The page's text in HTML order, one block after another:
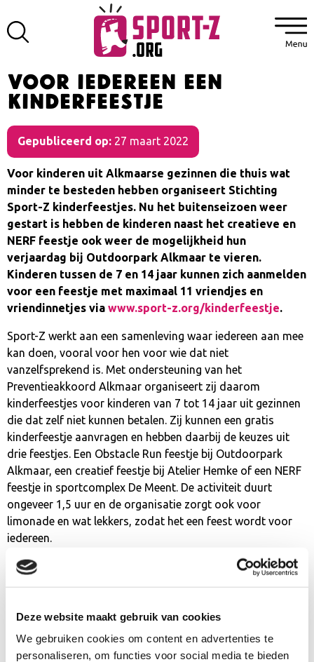
Deze website maakt gebruik van cookies
We gebruiken cookies om content en advertenties te
personaliseren, om functies voor social media te bieden
Voor iedereen een
kinderfeestje
Gepubliceerd op: 27 maart 2022
Voor kinderen uit Alkmaarse gezinnen die thuis wat
minder te besteden hebben organiseert Stichting
Sport-Z kinderfeestjes. Nu het buitenseizoen weer
gestart is hebben de kinderen naast het creatieve en
NERF feestje ook weer de mogelijkheid hun
verjaardag bij Outdoorpark Alkmaar te vieren.
Kinderen tussen de 7 en 14 jaar kunnen zich aanmelden
voor een feestje met maximaal 11 vriendjes en
vriendinnetjes via www.sport-z.org/kinderfeestje.
Sport-Z werkt aan een samenleving waar iedereen aan mee
kan doen, vooral voor hen voor wie dat niet
vanzelfsprekend is. Met ondersteuning van het
Preventieakkoord Alkmaar organiseert zij daarom
kinderfeestjes voor kinderen van 7 tot 14 jaar uit gezinnen
die dat zelf niet kunnen betalen. Zij kunnen een gratis
kinderfeestje aanvragen en hebben daarbij de keuzes uit
drie feestjes. Een Obstacle Run feestje bij Outdoorpark
Alkmaar, een creatief feestje bij Atelier Hemke of een NERF
feestje in sportcomplex De Meent. De activiteit duurt
ongeveer 1,5 uur en de organisatie zorgt ook voor
limonade en wat lekkers, zodat het een feest wordt voor
iedereen.
Het initiatief wordt door de kinderen én ouders erg
worden viakinderfeestje@sport-z.org.